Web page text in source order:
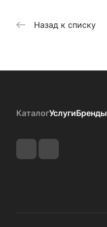
Назад к списку
КаталогУслугиБренды